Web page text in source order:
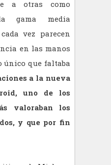
a otras como
gama media
vez parecen
en las manos
único que faltaba
a la nueva
uno de los
valoraban los
y que por fin